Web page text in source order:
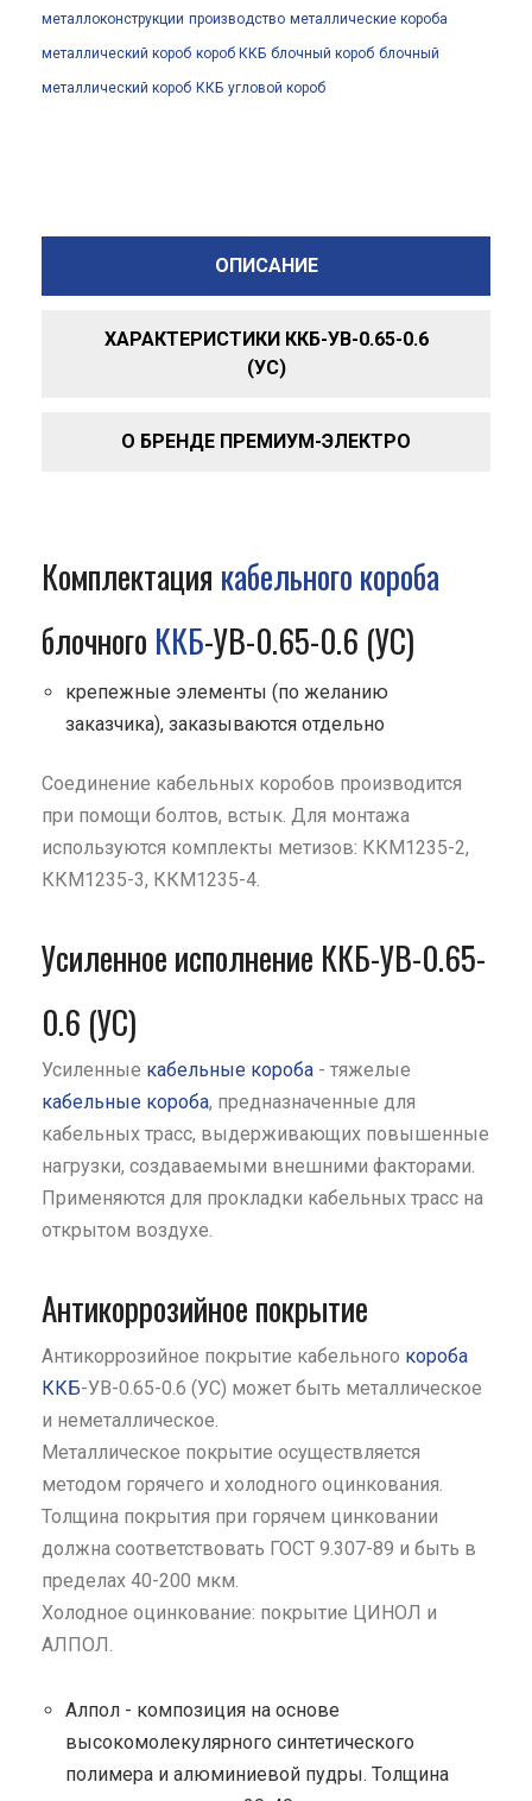
металлоконструкции производство металлические короба
металлический короб короб ККБ блочный короб блочный
металлический короб ККБ угловой короб
ОПИСАНИЕ
ХАРАКТЕРИСТИКИ ККБ-УВ-0.65-0.6
(УС)
О БРЕНДЕ ПРЕМИУМ-ЭЛЕКТРО
Комплектация кабельного короба
блочного ККБ-УВ-0.65-0.6 (УС)
крепежные элементы (по желанию
заказчика), заказываются отдельно
Соединение кабельных коробов производится
при помощи болтов, встык. Для монтажа
используются комплекты метизов: ККМ1235-2,
ККМ1235-3, ККМ1235-4.
Усиленное исполнение ККБ-УВ-0.65-
0.6 (УС)
Усиленные кабельные короба - тяжелые
кабельные короба, предназначенные для
кабельных трасс, выдерживающих повышенные
нагрузки, создаваемыми внешними факторами.
Применяются для прокладки кабельных трасс на
открытом воздухе.
Антикоррозийное покрытие
Антикоррозийное покрытие кабельного короба
ККБ-УВ-0.65-0.6 (УС) может быть металлическое
и неметаллическое.
Металлическое покрытие осуществляется
методом горячего и холодного оцинкования.
Толщина покрытия при горячем цинковании
должна соответствовать ГОСТ 9.307-89 и быть в
пределах 40-200 мкм.
Холодное оцинкование: покрытие ЦИНОЛ и
АЛПОЛ.
Алпол - композиция на основе
высокомолекулярного синтетического
полимера и алюминиевой пудры. Толщина